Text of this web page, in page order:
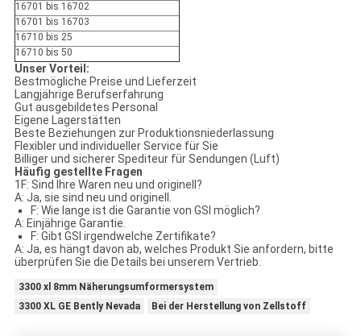
16701 bis 16702
16701 bis 16703
16710 bis 25
16710 bis 50
Unser Vorteil:
Bestmögliche Preise und Lieferzeit
Langjährige Berufserfahrung
Gut ausgebildetes Personal
Eigene Lagerstätten
Beste Beziehungen zur Produktionsniederlassung
Flexibler und individueller Service für Sie
Billiger und sicherer Spediteur für Sendungen (Luft)
Häufig gestellte Fragen
1F: Sind Ihre Waren neu und originell?
A: Ja, sie sind neu und originell.
F: Wie lange ist die Garantie von GSI möglich?
A: Einjährige Garantie.
F: Gibt GSI irgendwelche Zertifikate?
A: Ja, es hängt davon ab, welches Produkt Sie anfordern, bitte
überprüfen Sie die Details bei unserem Vertrieb.
3300 xl 8mm Näherungsumformersystem
3300 XL GE Bently Nevada
Bei der Herstellung von Zellstoff